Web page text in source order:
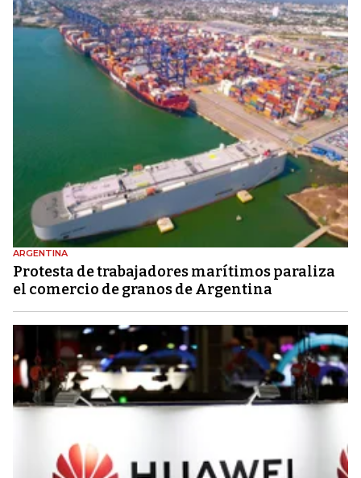
ARGENTINA
Protesta de trabajadores marítimos paraliza
el comercio de granos de Argentina